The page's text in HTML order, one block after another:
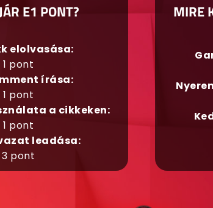
E1 PONT?
elolvasása:
1 pont
írása:
1 pont
a cikkeken:
1 pont
leadása:
3 pont
MIRE